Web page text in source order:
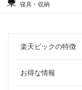
寝具・収納
楽天ビックの特徴
お得な情報